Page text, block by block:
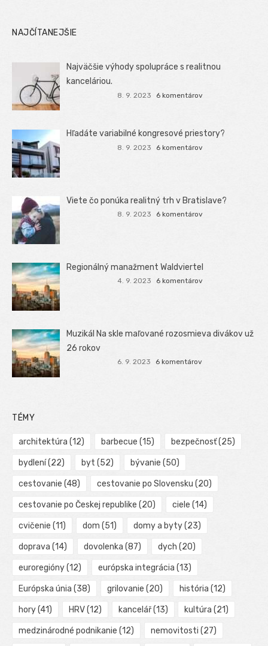
NAJČÍTANEJŠIE
Najväčšie výhody spolupráce s realitnou
kanceláriou.
8. 9. 2023 6 komentárov
Hľadáte variabilné kongresové priestory?
8. 9. 2023 6 komentárov
Viete čo ponúka realitný trh v Bratislave?
8. 9. 2023 6 komentárov
Regionálný manažment Waldviertel
4. 9. 2023 6 komentárov
Muzikál Na skle maľované rozosmieva divákov už
26 rokov
6. 9. 2023 6 komentárov
TÉMY
architektúra (12) barbecue (15) bezpečnosť(25)
bydlení(22) byt (52) bývanie (50)
cestovanie (48) cestovanie po Slovensku (20)
cestovanie po Českej republike (20) ciele (14)
cvičenie (11) dom (51) domy a byty(23)
doprava (14) dovolenka (87) dych (20)
euroregióny(12) európska integrácia (13)
Európska únia (38) grilovanie (20) história (12)
hory(41) HRV(12) kancelář(13) kultúra (21)
medzinárodné podnikanie (12) nemovitosti (27)